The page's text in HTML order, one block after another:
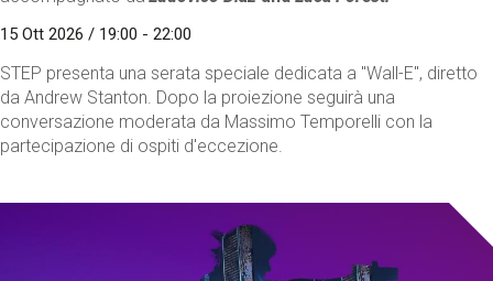
15 Ott 2026 / 19:00 - 22:00
STEP presenta una serata speciale dedicata a "Wall-E", diretto
da Andrew Stanton. Dopo la proiezione seguirà una
conversazione moderata da Massimo Temporelli con la
partecipazione di ospiti d'eccezione.